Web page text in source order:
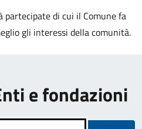
partecipate di cui il Comune fa
gli interessi della comunità.
e fondazioni